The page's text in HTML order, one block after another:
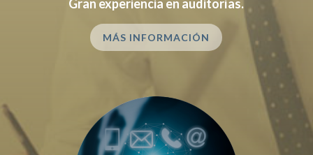
Gran experiencia en auditorías.
MÁS INFORMACIÓN